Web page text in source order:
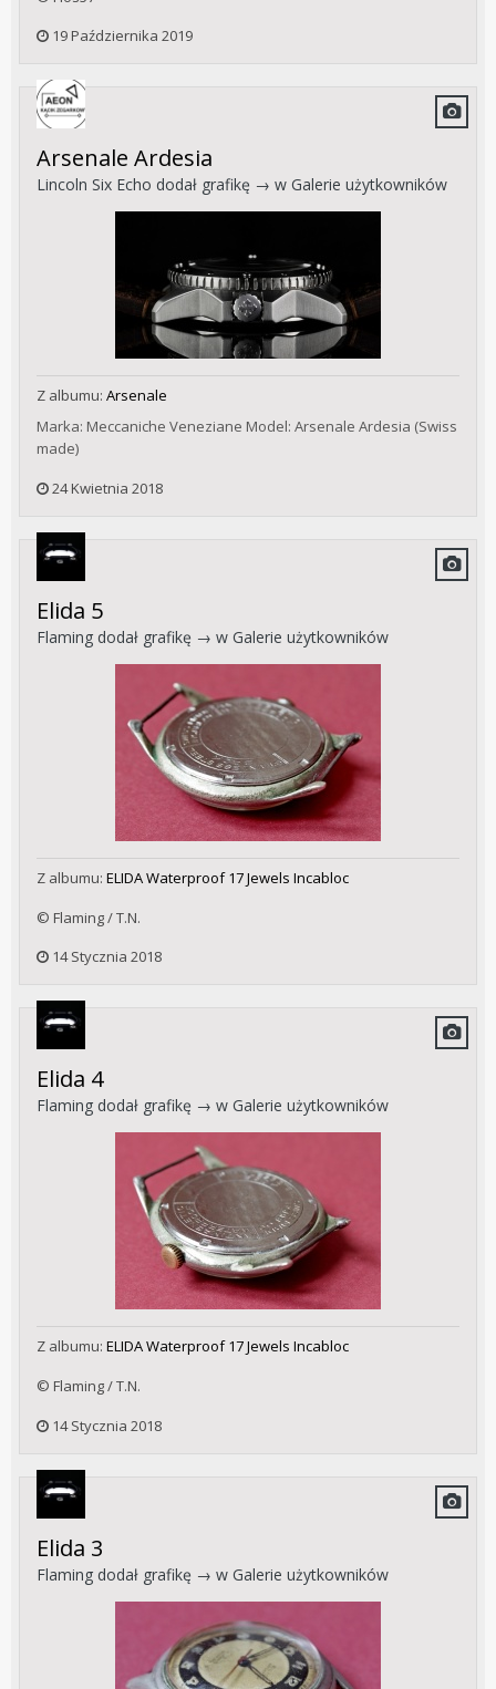
19 Października 2019
Arsenale Ardesia
Lincoln Six Echo dodał grafikę → w Galerie użytkowników
Z albumu: Arsenale
Marka: Meccaniche Veneziane Model: Arsenale Ardesia (Swiss
made)
24 Kwietnia 2018
Elida 5
Flaming dodał grafikę → w Galerie użytkowników
Z albumu: ELIDA Waterproof 17 Jewels Incabloc
© Flaming / T.N.
14 Stycznia 2018
Elida 4
Flaming dodał grafikę → w Galerie użytkowników
Z albumu: ELIDA Waterproof 17 Jewels Incabloc
© Flaming / T.N.
14 Stycznia 2018
Elida 3
Flaming dodał grafikę → w Galerie użytkowników